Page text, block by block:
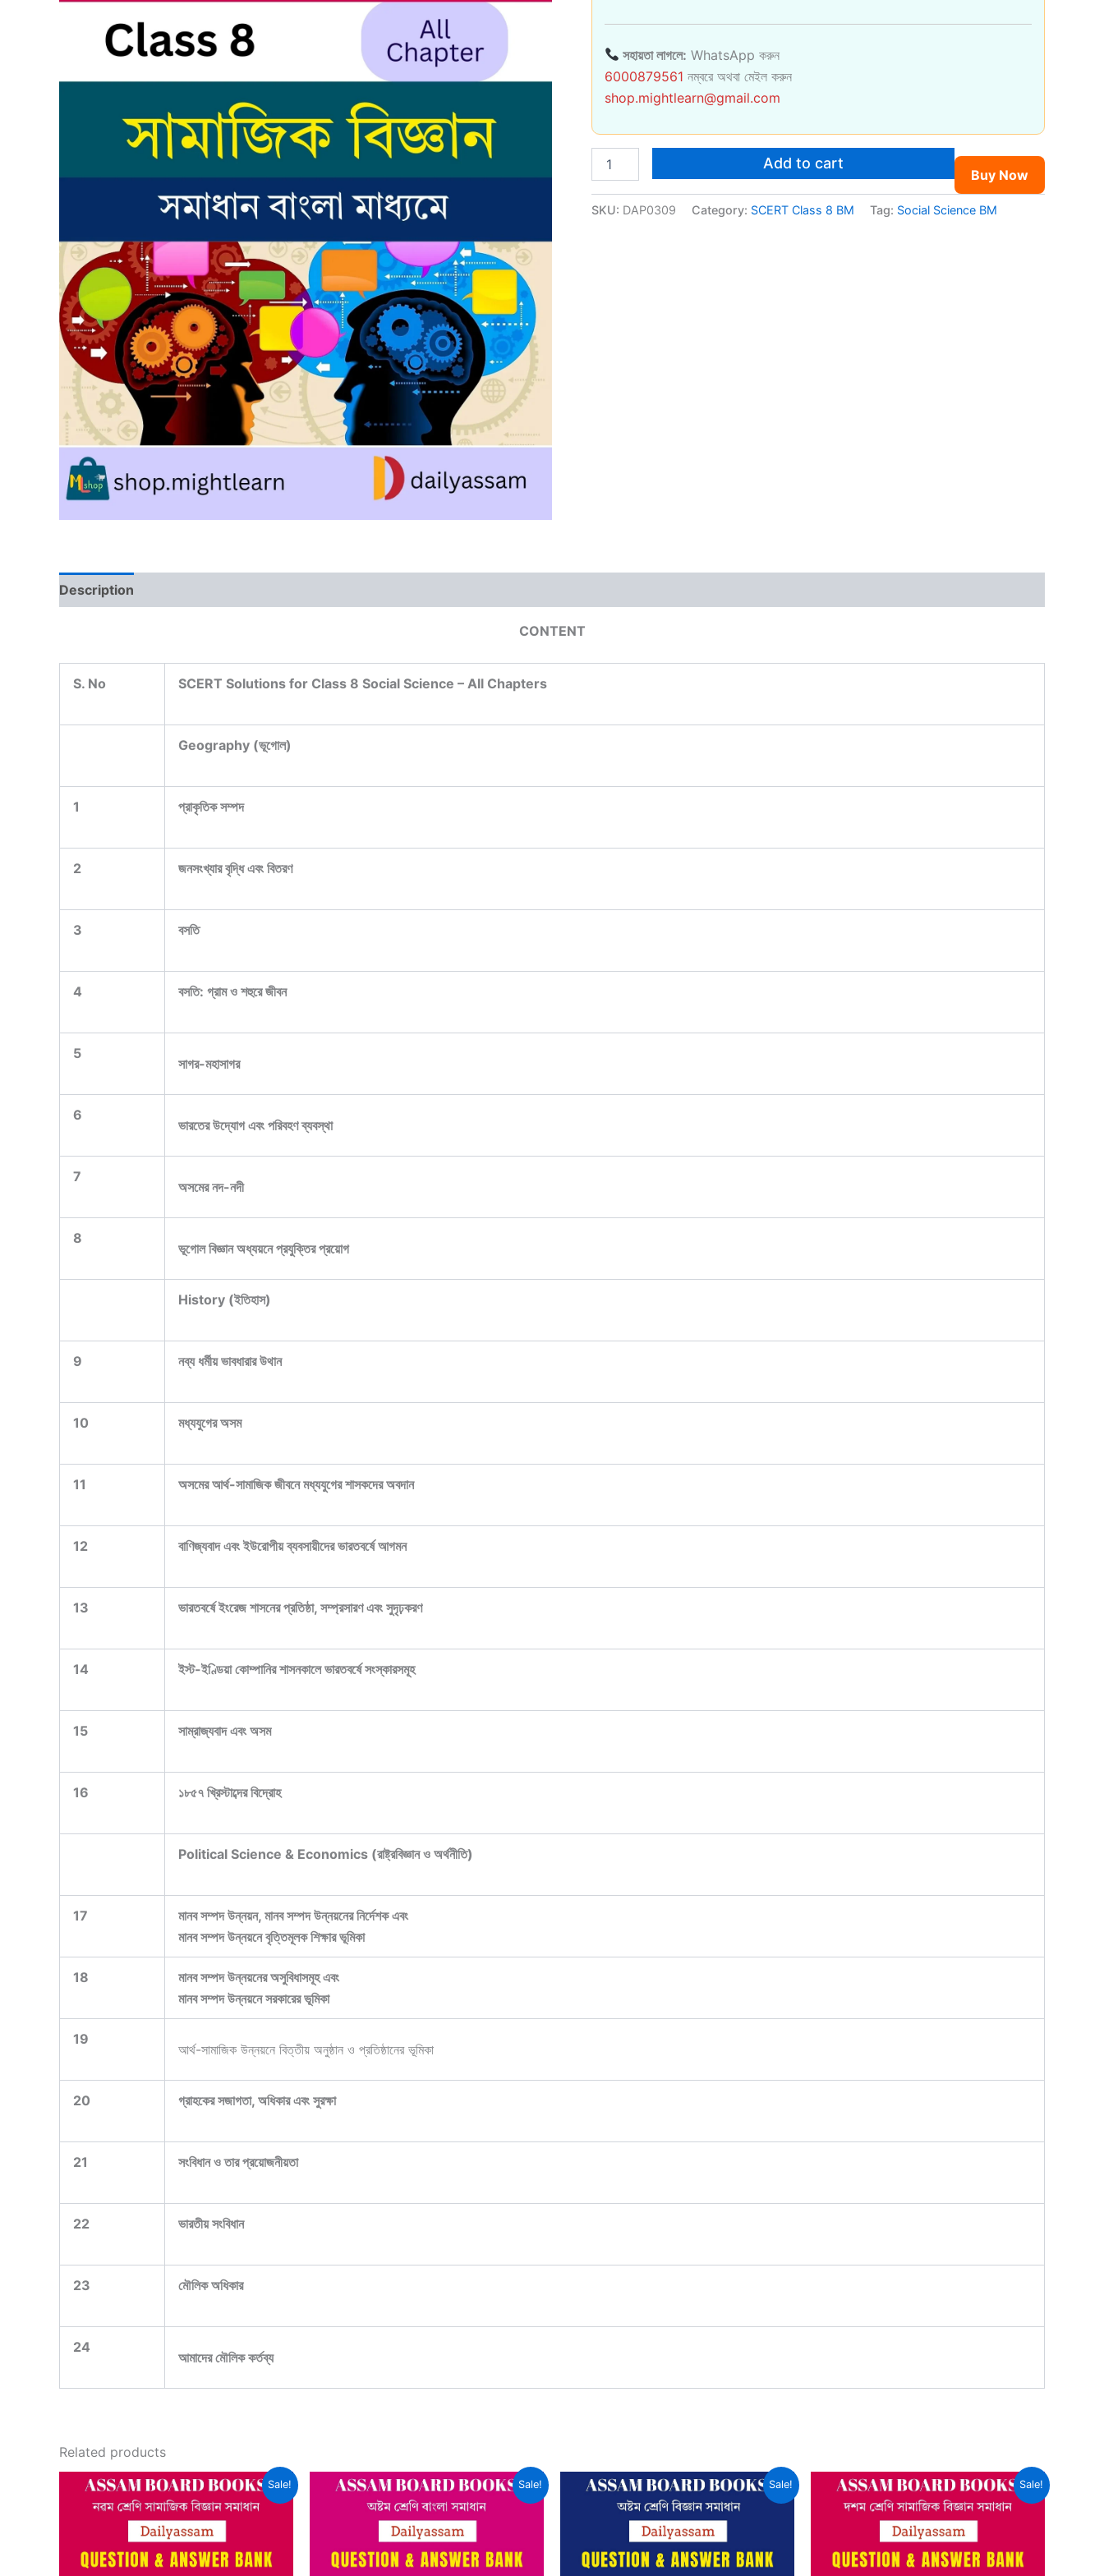
সহায়তা লাগলে: WhatsApp করুন
6000879561 নম্বরে অথবা মেইল করুন
shop.mightlearn@gmail.com
Class
Social
Add to cart
Buy Now
SKU: DAP0309 Category: SCERT Class 8 BM Tag: Social Science BM
Description
CONTENT
S. No SCERT Solutions for Class 8 Social Science – All Chapters
Geography (ভূগোল)
1 প্রাকৃতিক সম্পদ
2 জনসংখ্যার বৃদ্ধি এবং বিতরণ
3 বসতি
4 বসতি: গ্রাম ও শহুরে জীবন
5
সাগর-মহাসাগর
6
ভারতের উদ্যোগ এবং পরিবহণ ব্যবস্থা
7
অসমের নদ-নদী
8
ভূগোল বিজ্ঞান অধ্যয়নে প্রযুক্তির প্রয়োগ
History (ইতিহাস)
9 নব্য ধর্মীয় ভাবধারার উথান
10 মধ্যযুগের অসম
11 অসমের আর্থ-সামাজিক জীবনে মধ্যযুগের শাসকদের অবদান
12 বাণিজ্যবাদ এবং ইউরোপীয় ব্যবসায়ীদের ভারতবর্ষে আগমন
13 ভারতবর্ষে ইংরেজ শাসনের প্রতিষ্ঠা, সম্প্রসারণ এবং সুদৃঢ়করণ
14 ইস্ট-ইণ্ডিয়া কোম্পানির শাসনকালে ভারতবর্ষে সংস্কারসমূহ
15 সাম্রাজ্যবাদ এবং অসম
16 ১৮৫৭ খ্রিস্টাব্দের বিদ্রোহ
Political Science & Economics (রাষ্ট্রবিজ্ঞান ও অর্থনীতি)
17
মানব সম্পদ উন্নয়ন, মানব সম্পদ উন্নয়নের নির্দেশক এবং
মানব সম্পদ উন্নয়নে বৃত্তিমূলক শিক্ষার ভূমিকা
18
মানব সম্পদ উন্নয়নের অসুবিধাসমূহ এবং
মানব সম্পদ উন্নয়নে সরকারের ভূমিকা
19
আর্থ-সামাজিক উন্নয়নে বিত্তীয় অনুষ্ঠান ও প্রতিষ্ঠানের ভূমিকা
20 গ্রাহকের সজাগতা, অধিকার এবং সুরক্ষা
21 সংবিধান ও তার প্রয়োজনীয়তা
22 ভারতীয় সংবিধান
23 মৌলিক অধিকার
24
আমাদের মৌলিক কর্তব্য
Related products
Sale! Sale! Sale! Sale!